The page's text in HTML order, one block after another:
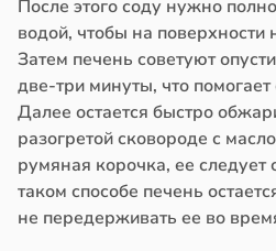
После этого соду нужно
водой, чтобы на поверхности
Затем печень советуют
две-три минуты, что
Далее остается быстро
разогретой сковороде с
румяная корочка, ее следует
таком способе печень
не передерживать ее во